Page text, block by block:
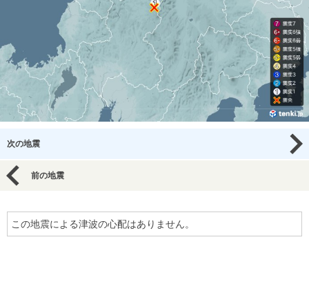
次の地震
前の地震
この地震による津波の心配はありません。